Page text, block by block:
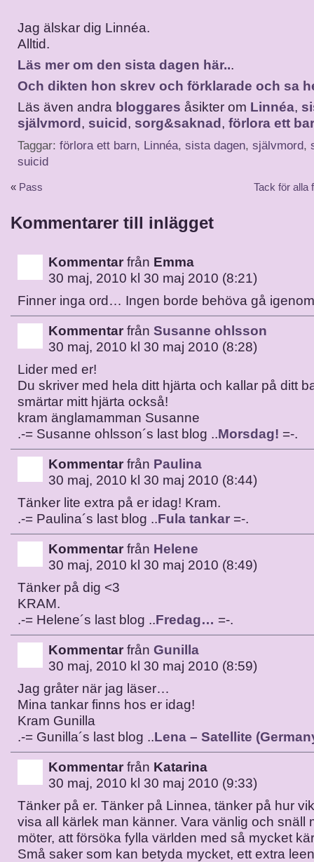
Jag älskar dig Linnéa.
Alltid.
Läs mer om den sista dagen här...
Och dikten hon skrev och förklarade och sa
Läs även andra bloggares åsikter om Linnéa,
självmord , suicid , sorg&saknad , förlora ett
Taggar: förlora ett barn, Linnéa, sista dagen, självmord,
suicid
« Pass Tack för alla
Kommentarer till inlägget
Kommentar från Emma
30 maj, 2010 kl 30 maj 2010 (8:21)
Finner inga ord… Ingen borde behöva gå
Kommentar från Susanne ohlsson
30 maj, 2010 kl 30 maj 2010 (8:28)
Lider med er!
Du skriver med hela ditt hjärta och kallar på ditt
smärtar mitt hjärta också!
kram änglamamman Susanne
.-= Susanne ohlsson´s last blog ..Morsdag! =-.
Kommentar från Paulina
30 maj, 2010 kl 30 maj 2010 (8:44)
Tänker lite extra på er idag! Kram.
.-= Paulina´s last blog ..Fula tankar =-.
Kommentar från Helene
30 maj, 2010 kl 30 maj 2010 (8:49)
Tänker på dig <3
KRAM.
.-= Helene´s last blog ..Fredag… =-.
Kommentar från Gunilla
30 maj, 2010 kl 30 maj 2010 (8:59)
Jag gråter när jag läser…
Mina tankar finns hos er idag!
Kram Gunilla
.-= Gunilla´s last blog ..Lena – Satellite
Kommentar från Katarina
30 maj, 2010 kl 30 maj 2010 (9:33)
Tänker på er. Tänker på Linnea, tänker på hur
visa all kärlek man känner. Vara vänlig och snäll
möter, att försöka fylla världen med så mycket
Små saker som kan betyda mycket, ett extra